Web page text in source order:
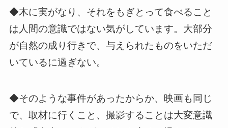
◆木に実がなり、それをもぎとって食べること
は人間の意識ではない気がしています。大部分
が自然の成り行きで、与えられたものをいただ
いているに過ぎない。
◆そのような事件があったからか、映画も同じ
で、取材に行くこと、撮影することは大変意識